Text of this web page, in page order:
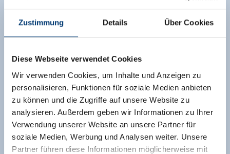
Zustimmung Details Über Cookies
Diese Webseite verwendet Cookies
Wir verwenden Cookies, um Inhalte und Anzeigen zu
personalisieren, Funktionen für soziale Medien anbieten
zu können und die Zugriffe auf unsere Website zu
analysieren. Außerdem geben wir Informationen zu Ihrer
Verwendung unserer Website an unsere Partner für
soziale Medien, Werbung und Analysen weiter. Unsere
Partner führen diese Informationen möglicherweise mit